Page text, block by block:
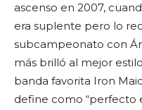
ascenso en 2007,
era suplente pero lo
subcampeonato con
más brilló al mejor
banda favorita Iron
define como “perfecto